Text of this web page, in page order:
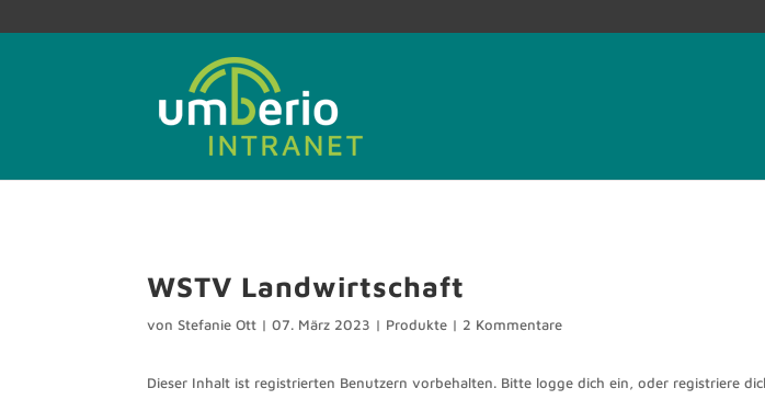
WSTV Landwirtschaft
vonStefanie Ott |07. März 2023 | Produkte | 2 Kommentare
Dieser Inhalt ist registrierten Benutzern vorbehalten. Bitte logge dich ein, oder registriere